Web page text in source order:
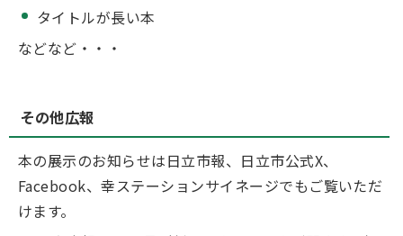
タイトルが長い本
などなど・・・
その他広報
本の展示のお知らせは日立市報、日立市公式X、
Facebook、幸ステーションサイネージでもご覧いただ
けます。